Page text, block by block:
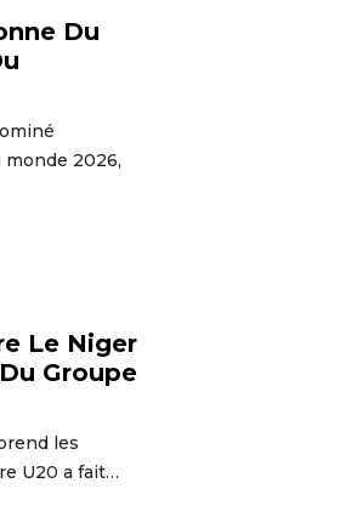
Du
monde 2026,
Le Niger
Groupe
les
U20 a fait…